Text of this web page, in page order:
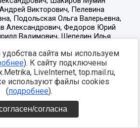
сайта мы используем
). К сайту подключены
LiveInternet, top.mail.ru,
используют файлы cookies
(подробнее).
согласна